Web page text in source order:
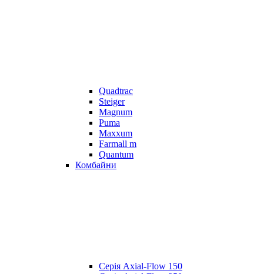
Quadtrac
Steiger
Magnum
Puma
Maxxum
Farmall m
Quantum
Комбайни
Серія Axial-Flow 150